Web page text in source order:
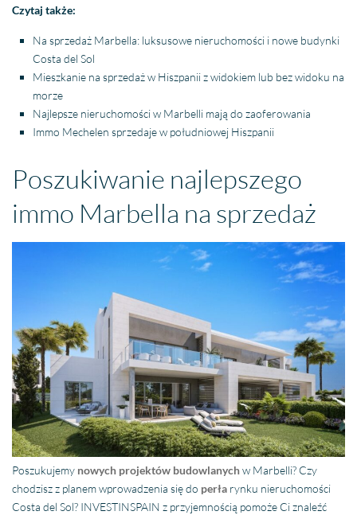
Czytaj także:
Na sprzedaż Marbella: luksusowe nieruchomości i nowe budynki
Costa del Sol
Mieszkanie na sprzedaż w Hiszpanii z widokiem lub bez widoku na
morze
Najlepsze nieruchomości w Marbelli mają do zaoferowania
Immo Mechelen sprzedaje w południowej Hiszpanii
Poszukiwanie najlepszego
immo Marbella na sprzedaż
Poszukujemy nowych projektów budowlanychw Marbelli? Czy
chodzisz z planem wprowadzenia się do perła rynku nieruchomości
Costa del Sol? INVESTINSPAIN z przyjemnością pomoże Ci znaleźć